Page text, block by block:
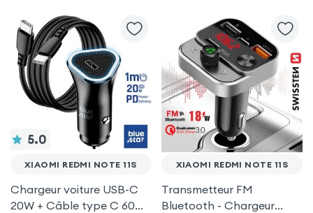
5.0
XIAOMI REDMI NOTE 11S
Chargeur voiture USB-C
20W + Câble type C 60W
XIAOMI REDMI NOTE 11S
Transmetteur FM
Bluetooth - Chargeur